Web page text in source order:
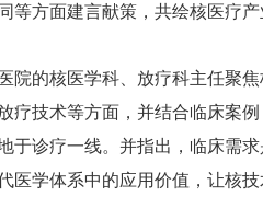
等方面建言献策，共绘核医疗产
院的核医学科、放疗科主任聚
疗技术等方面，并结合临床案
于诊疗一线。并指出，临床需
医学体系中的应用价值，让核